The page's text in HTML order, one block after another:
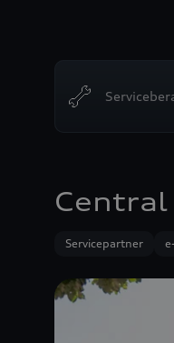
Central
Servicepartner